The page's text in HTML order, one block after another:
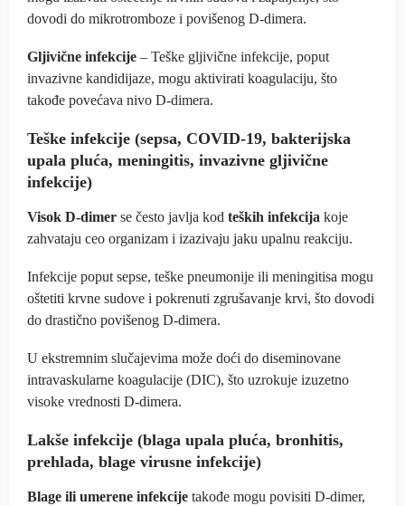
dovodi do mikrotromboze i povišenog D-dimera.
Gljivične infekcije – Teške gljivične infekcije, poput
invazivne kandidijaze, mogu aktivirati koagulaciju, što
takođe povećava nivo D-dimera.
Teške infekcije (sepsa, COVID-19, bakterijska
upala pluća, meningitis, invazivne gljivične
infekcije)
Visok D-dimer se često javlja kod teških infekcija koje
zahvataju ceo organizam i izazivaju jaku upalnu reakciju.
Infekcije poput sepse, teške pneumonije ili meningitisa mogu
oštetiti krvne sudove i pokrenuti zgrušavanje krvi, što dovodi
do drastično povišenog D-dimera.
U ekstremnim slučajevima može doći do diseminovane
intravaskularne koagulacije (DIC), što uzrokuje izuzetno
visoke vrednosti D-dimera.
Lakše infekcije (blaga upala pluća, bronhitis,
prehlada, blage virusne infekcije)
Blage ili umerene infekcije takođe mogu povisiti D-dimer,